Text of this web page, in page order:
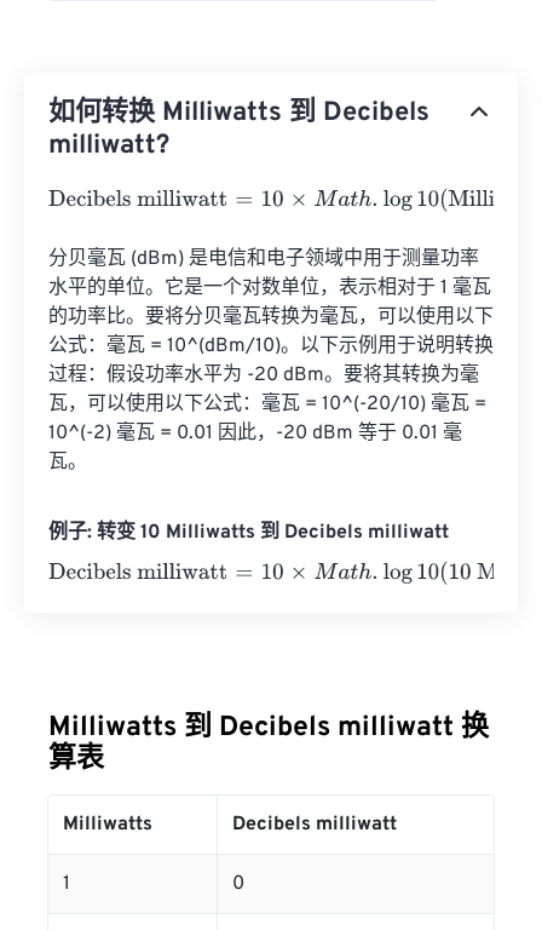
如何转换 Milliwatts 到 Decibels
milliwatt?
Decibels milliwatt=10 ×M ath .log10(Milliwatts)
分贝毫瓦 (dBm) 是电信和电子领域中用于测量功率
水平的单位。它是一个对数单位，表示相对于 1 毫瓦
的功率比。要将分贝毫瓦转换为毫瓦，可以使用以下
公式：毫瓦 = 10^(dBm/10)。以下示例用于说明转换
过程：假设功率水平为 -20 dBm。要将其转换为毫
瓦，可以使用以下公式：毫瓦 = 10^(-20/10) 毫瓦 =
10^(-2) 毫瓦 = 0.01 因此，-20 dBm 等于 0.01 毫
瓦。
例子: 转变 10 Milliwatts 到 Decibels milliwatt
Decibels milliwatt=10 ×M ath .log10(10 Milliwatts)= 10
Milliwatts 到 Decibels milliwatt 换
算表
Milliwatts Decibels milliwatt
1 0